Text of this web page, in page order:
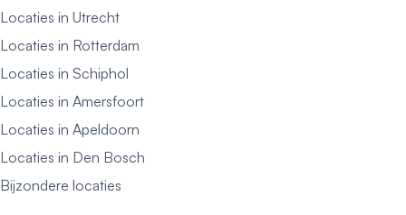
Locaties in Utrecht
Locaties in Rotterdam
Locaties in Schiphol
Locaties in Amersfoort
Locaties in Apeldoorn
Locaties in Den Bosch
Bijzondere locaties